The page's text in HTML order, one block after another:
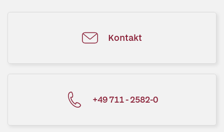
Kontakt
+49 711 - 2582-0